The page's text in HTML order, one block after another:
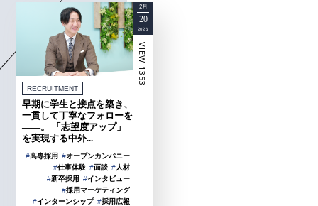
RECRUITMENT
早期に学生と接点を築き、
一貫して丁寧なフォローを
――。 「志望度アップ」
を実現する中外...
#高専採用 #オープンカンパニー
#仕事体験 #面談 #人材
#新卒採用 #インタビュー
#採用マーケティング
#インターンシップ #採用広報
2月
20
2026
VIEW 1353